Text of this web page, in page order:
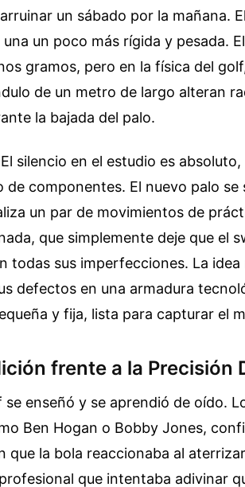
un sábado por la mañana.
un poco más rígida y pesada.
gramos, pero en la física del
de un metro de largo alteran
la bajada del palo.
silencio en el estudio es
de componentes. El nuevo palo
un par de movimientos de
que simplemente deje que el
todas sus imperfecciones. La idea
defectos en una armadura
y fija, lista para capturar el
frente a la Precisión
enseñó y se aprendió de oído.
Ben Hogan o Bobby Jones,
que la bola reaccionaba al
que intentaba adivinar